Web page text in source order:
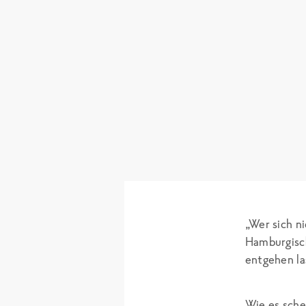
„Wer sich
entgehen